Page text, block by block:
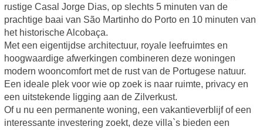
rustige Casal Jorge Dias, op slechts 5 minuten van de
prachtige baai van São Martinho do Porto en 10 minuten van
het historische Alcobaça.
Met een eigentijdse architectuur, royale leefruimtes en
hoogwaardige afwerkingen combineren deze woningen
modern wooncomfort met de rust van de Portugese natuur.
Een ideale plek voor wie op zoek is naar ruimte, privacy en
een uitstekende ligging aan de Zilverkust.
Of u nu een permanente woning, een vakantieverblijf of een
interessante investering zoekt, deze villa`s bieden een